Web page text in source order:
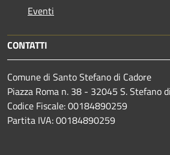
Eventi
CONTATTI
Comune di Santo Stefano di Cadore
Piazza Roma n. 38 - 32045 S. Stefano
Codice Fiscale: 00184890259
Partita IVA: 00184890259